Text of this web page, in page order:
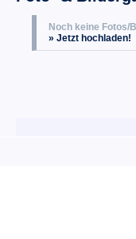
Noch keine Fotos/
» Jetzt hochladen!